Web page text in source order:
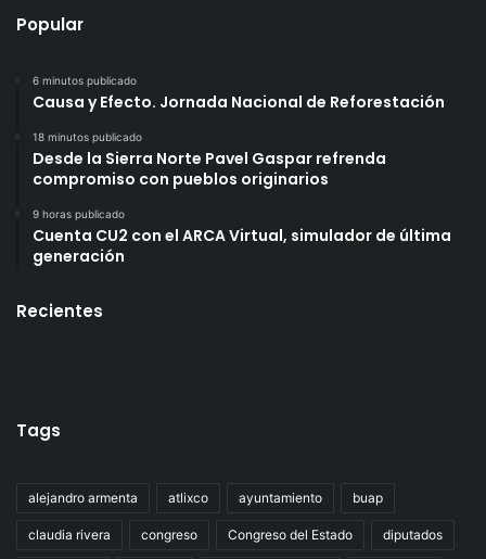
Popular
6 minutos publicado
Causa y Efecto. Jornada Nacional de Reforestación
18 minutos publicado
Desde la Sierra Norte Pavel Gaspar refrenda
compromiso con pueblos originarios
9 horas publicado
Cuenta CU2 con el ARCA Virtual, simulador de última
generación
Recientes
Tags
alejandro armenta atlixco ayuntamiento buap
claudia rivera congreso Congreso del Estado diputados